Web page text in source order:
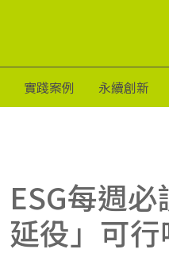
實踐案例 永續創新
ESG每週
延役」可行